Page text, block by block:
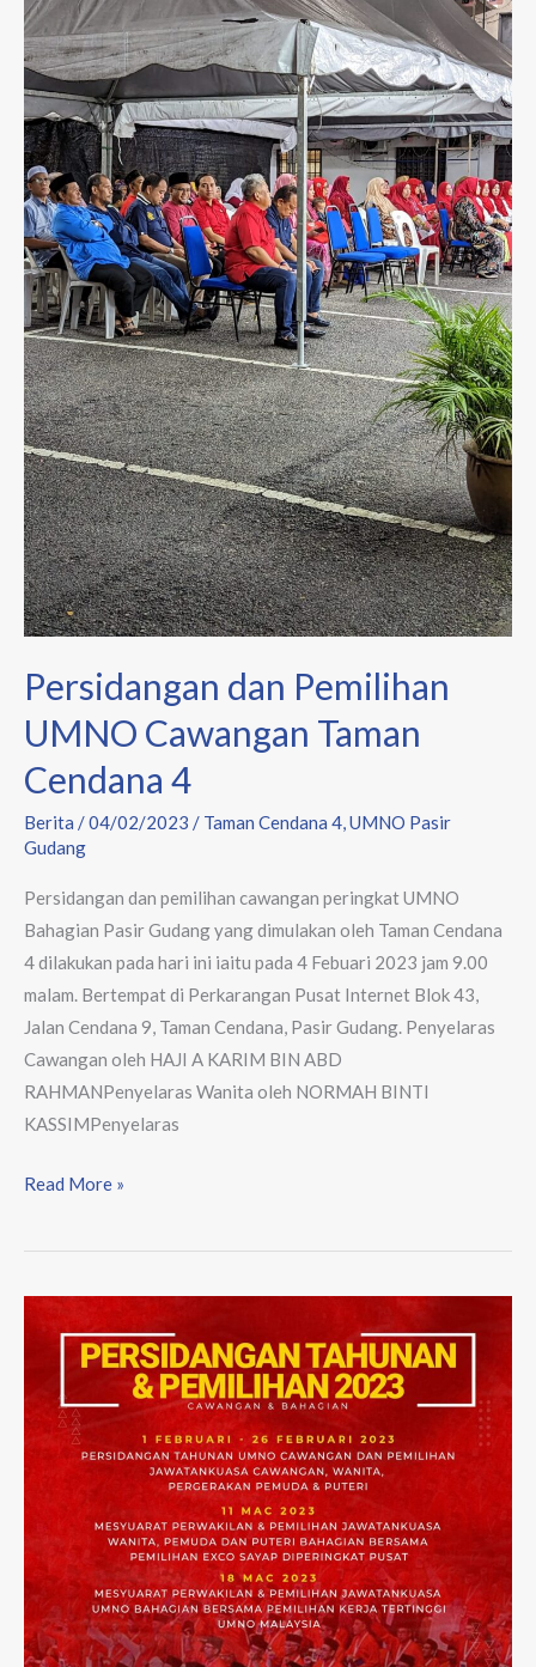
Persidangan dan Pemilihan
UMNO Cawangan Taman
Cendana 4
Berita /04/02/2023 / Taman Cendana 4,UMNO Pasir
Gudang
Persidangan dan pemilihan cawangan peringkat UMNO
Bahagian Pasir Gudang yang dimulakan oleh Taman Cendana
4 dilakukan pada hari ini iaitu pada 4 Febuari 2023 jam 9.00
malam. Bertempat di Perkarangan Pusat Internet Blok 43,
Jalan Cendana 9, Taman Cendana, Pasir Gudang. Penyelaras
Cawangan oleh HAJI A KARIM BIN ABD
RAHMANPenyelaras Wanita oleh NORMAH BINTI
KASSIMPenyelaras
dan
Pemilihan
UMNO
Cawangan
Taman
Cendana
4
Read More »
Persidangan
Tahunan
Pemilihan